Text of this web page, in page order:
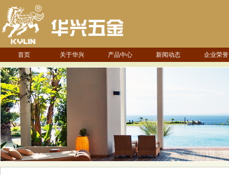
首页 关于华兴 产品中心 新闻动态 企业荣誉